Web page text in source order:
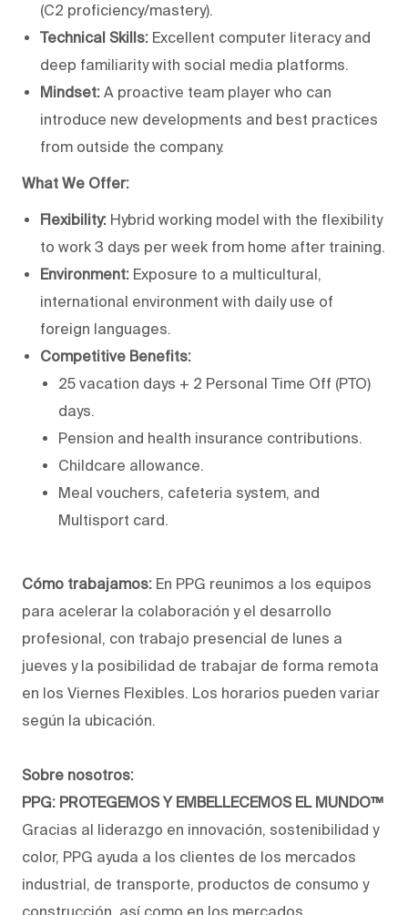
(C2 proficiency/mastery).
Technical Skills: Excellent computer literacy and
deep familiarity with social media platforms.
Mindset: A proactive team player who can
introduce new developments and best practices
from outside the company.
What We Offer:
Flexibility: Hybrid working model with the flexibility
to work 3 days per week from home after training.
Environment: Exposure to a multicultural,
international environment with daily use of
foreign languages.
Competitive Benefits:
25 vacation days + 2 Personal Time Off (PTO)
days.
Pension and health insurance contributions.
Childcare allowance.
Meal vouchers, cafeteria system, and
Multisport card.
Cómo trabajamos: En PPG reunimos a los equipos
para acelerar la colaboración y el desarrollo
profesional, con trabajo presencial de lunes a
jueves y la posibilidad de trabajar de forma remota
en los Viernes Flexibles. Los horarios pueden variar
según la ubicación.
Sobre nosotros:
PPG: PROTEGEMOS Y EMBELLECEMOS EL MUNDO™
Gracias al liderazgo en innovación, sostenibilidad y
color, PPG ayuda a los clientes de los mercados
industrial, de transporte, productos de consumo y
construcción, así como en los mercados